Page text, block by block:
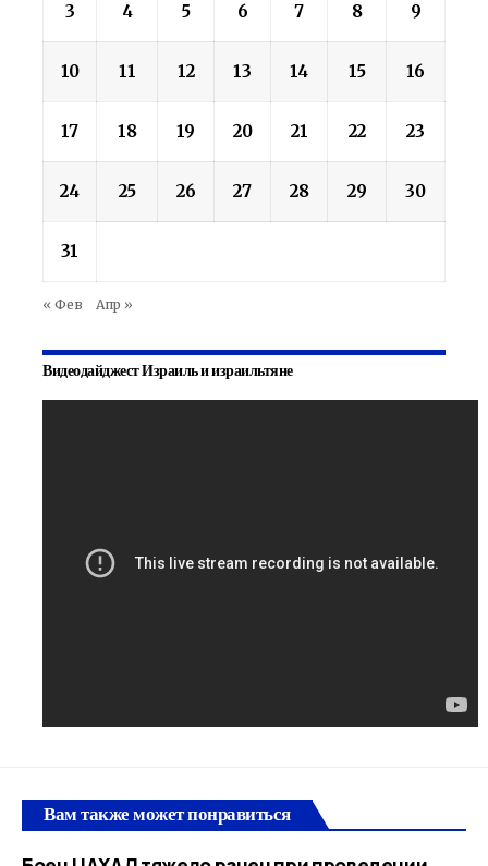
3 4 5 6 7 8 9
10 11 12 13 14 15 16
17 18 19 20 21 22 23
24 25 26 27 28 29 30
31
« Фев Апр »
Видеодайджест Израиль и израильтяне
Вам также может понравиться